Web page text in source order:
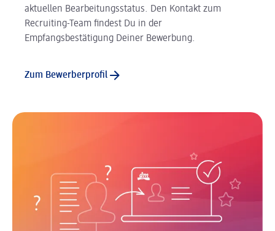
aktuellen Bearbeitungsstatus. Den Kontakt zum
Recruiting-Team findest Du in der
Empfangsbestätigung Deiner Bewerbung.
Zum Bewerberprofil